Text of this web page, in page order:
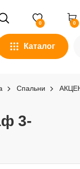
0 0
Каталог
Спальни
3-